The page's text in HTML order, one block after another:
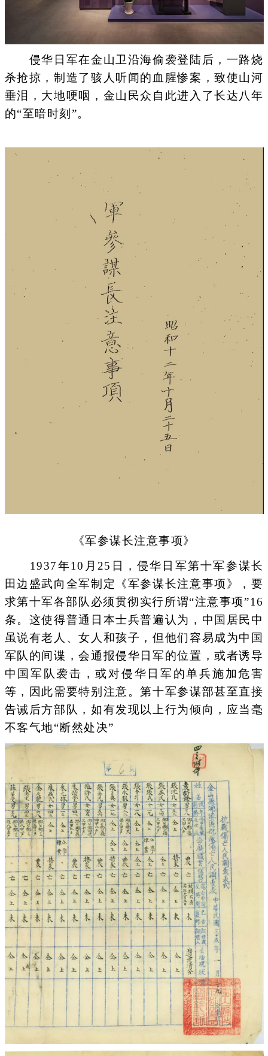
侵华日军在金山卫沿海偷袭登陆后，一路烧
杀抢掠，制造了骇人听闻的血腥惨案，致使山河
垂泪，大地哽咽，金山民众自此进入了长达八年
的“至暗时刻”。
《军参谋长注意事项》
1937年10月25日，侵华日军第十军参谋长
田边盛武向全军制定《军参谋长注意事项》，要
求第十军各部队必须贯彻实行所谓“注意事项”16
条。这使得普通日本士兵普遍认为，中国居民中
虽说有老人、女人和孩子，但他们容易成为中国
军队的间谍，会通报侵华日军的位置，或者诱导
中国军队袭击，或对侵华日军的单兵施加危害
等，因此需要特别注意。第十军参谋部甚至直接
告诫后方部队，如有发现以上行为倾向，应当毫
不客气地“断然处决”